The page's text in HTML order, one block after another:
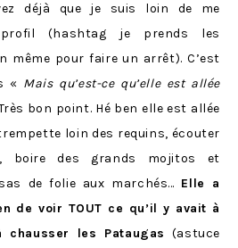
déjà que je suis loin de me
(hashtag je prends les
même pour faire un arrêt). C’est
« Mais qu’est-ce qu’elle est allée
bon point. Hé ben elle est allée
loin des requins, écouter
boire des grands mojitos et
de folie aux marchés… Elle a
de voir TOUT ce qu’il y avait à
les Pataugas (astuce